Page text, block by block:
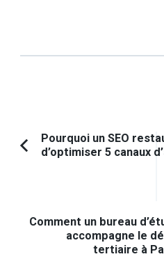
Navigation
d'article
Article
Pourquoi un SEO
d’optimiser 5 canaux
Comment un bureau
accompagne le
tertiaire à